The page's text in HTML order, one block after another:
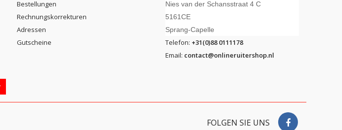
Bestellungen
Rechnungskorrekturen
Adressen
Gutscheine
Nies van der Schansstraat 4 C
5161CE
Sprang-Capelle
Telefon: +31(0)88 0111178
Email: contact@onlineruitershop.nl
FOLGEN SIE UNS